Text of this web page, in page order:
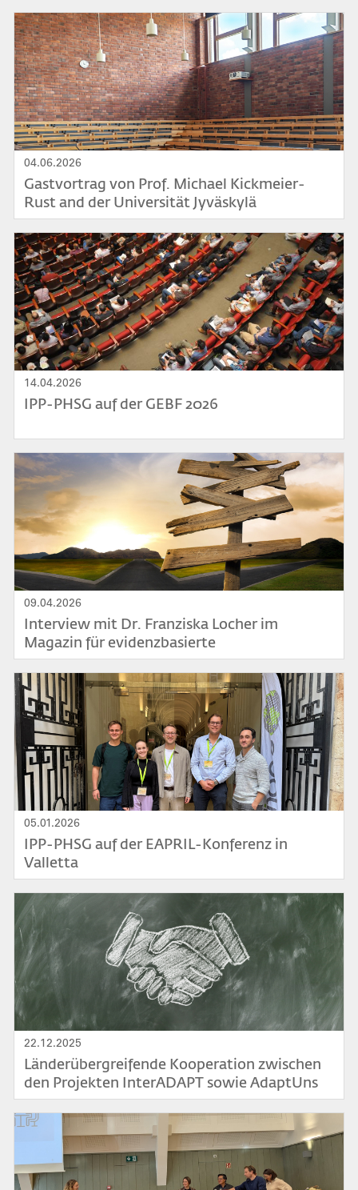
Bild
04.06.2026
Gastvortrag von Prof. Michael Kickmeier-
Rust and der Universität Jyväskylä
Bild
14.04.2026
IPP-PHSG auf der GEBF 2026
Bild
09.04.2026
Interview mit Dr. Franziska Locher im
Magazin für evidenzbasierte
Bildungsforschung, Schulmanagement und
schulische Praxis
Bild
05.01.2026
IPP-PHSG auf der EAPRIL-Konferenz in
Valletta
Bild
22.12.2025
Länderübergreifende Kooperation zwischen
den Projekten InterADAPT sowie AdaptUns
aufgegleist
Bild